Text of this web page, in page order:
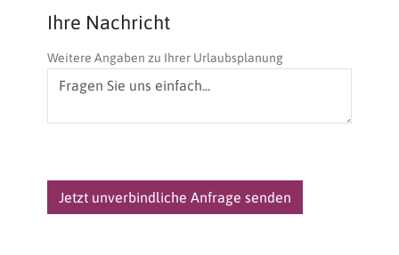
Ihre Nachricht
Weitere Angaben zu Ihrer Urlaubsplanung
Jetzt unverbindliche Anfrage senden